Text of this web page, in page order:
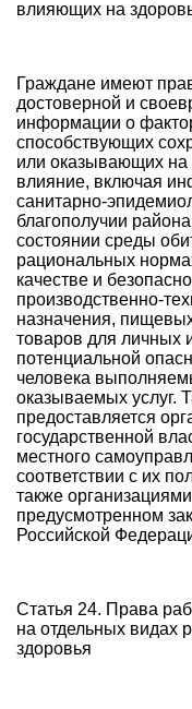
влияющих на
Граждане имеют
достоверной и
информации о
способствующих
или оказывающих на
влияние, включая
санитарно-
благополучии
состоянии среды
рациональных
качестве и
производственно-
назначения,
товаров для личных
потенциальной
человека
оказываемых услуг.
предоставляется
государственной
местного
соответствии с их
также
предусмотренном
Российской
Статья 24. Права
на отдельных видах
здоровья